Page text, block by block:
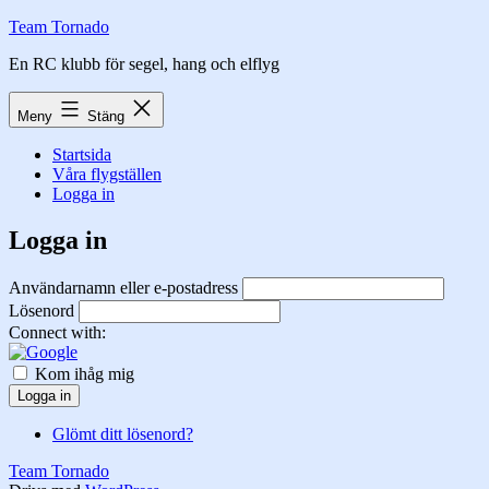
Hoppa
innehåll
Team Tornado
En RC klubb för segel, hang och elflyg
Meny Stäng
Startsida
Våra flygställen
Logga in
Logga in
Användarnamn eller e-postadress
Lösenord
Connect with:
Kom ihåg mig
Logga in
Glömt ditt lösenord?
Team Tornado